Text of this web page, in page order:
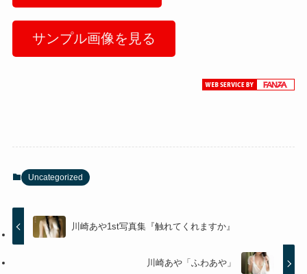
サンプル画像を見る
Uncategorized
川崎あや1st写真集『触れてくれますか』
川崎あや「ふわあや」